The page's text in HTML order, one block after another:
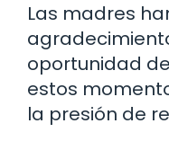
Las madres
oportunidad
estos
la presión de